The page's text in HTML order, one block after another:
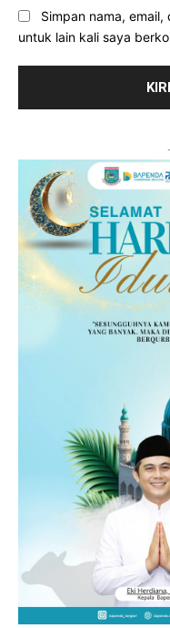
Simpan nama,
untuk lain kali saya